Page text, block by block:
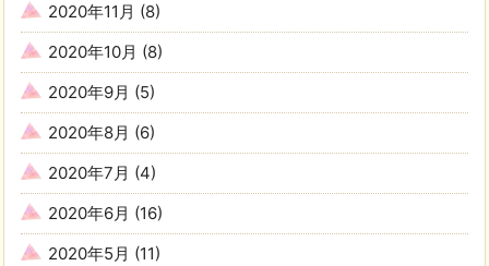
2020年11月 (8)
2020年10月 (8)
2020年9月 (5)
2020年8月 (6)
2020年7月 (4)
2020年6月 (16)
2020年5月 (11)